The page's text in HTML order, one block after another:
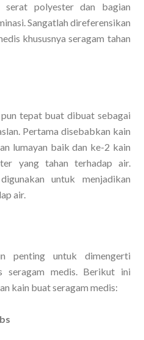
polyester dan bagian
Sangatlah direferensikan
khususnya seragam tahan
tepat buat dibuat sebagai
Pertama disebabkan kain
lumayan baik dan ke-2 kain
yang tahan terhadap air.
untuk menjadikan
air.
penting untuk dimengerti
seragam medis. Berikut ini
kain buat seragam medis: